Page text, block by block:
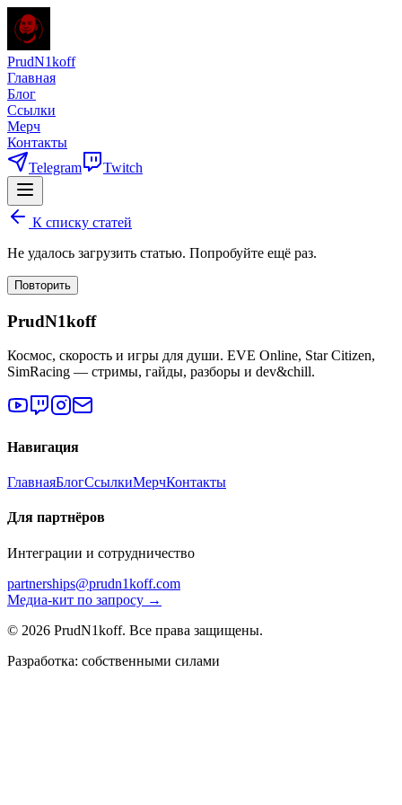
PrudN1koff
Главная
Блог
Ссылки
Мерч
Контакты
Telegram
Twitch
К списку статей
Не удалось загрузить статью. Попробуйте ещё раз.
Повторить
PrudN1koff
Космос, скорость и игры для души. EVE Online, Star Citizen,
SimRacing — стримы, гайды, разборы и dev&chill.
Навигация
ГлавнаяБлогСсылкиМерчКонтакты
Для партнёров
Интеграции и сотрудничество
partnerships@prudn1koff.com
Медиа-кит по запросу →
© 2026 PrudN1koff. Все права защищены.
Разработка: собственными силами